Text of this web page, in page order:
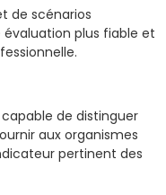
de scénarios
plus fiable et
de distinguer
aux organismes
pertinent des